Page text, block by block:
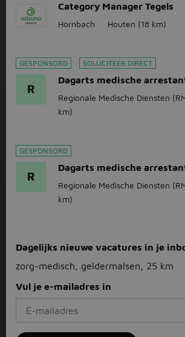
Category Manager Tegels
Hornbach Houten (18 km)
GESPONSORD SOLLICITEER DIRECT
R
Dagarts medische
Regionale Medische Diensten
km)
GESPONSORD
R
Dagarts medische
Regionale Medische Diensten
km)
Dagelijks nieuwe vacatures in je
zorg-medisch, geldermalsen, 25 km
Vul je e-mailadres in